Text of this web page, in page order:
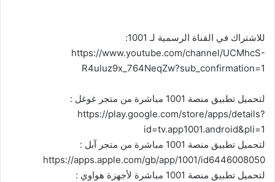
للاشتراك في القناة الرسمية لـ 1001:
https://www.youtube.com/channel/UCMhcS-
R4uluz9x_764NeqZw?sub_confirmation=1
لتحميل تطبيق منصة 1001 مباشرة من متجر غوغل :
https://play.google.com/store/apps/details?
id=tv.app1001.android&pli=1
لتحميل تطبيق منصة 1001 مباشرة من متجر آبل :
https://apps.apple.com/gb/app/1001/id6446008050
لتحميل تطبيق منصة 1001 مباشرة لأجهزة هواوي :